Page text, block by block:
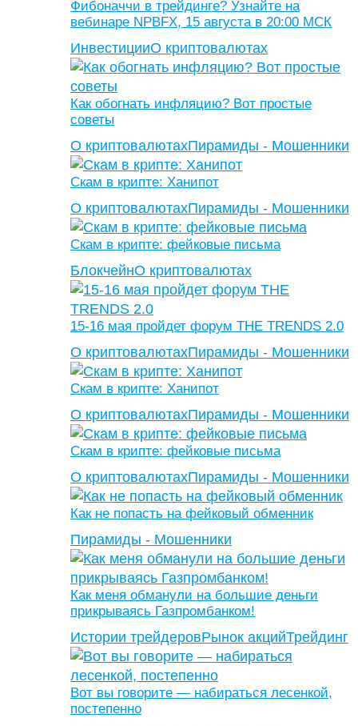
Фибоначчи в трейдинге? Узнайте на
вебинаре NPBFX, 15 августа в 20:00 МСК
ИнвестицииО криптовалютах
Как обогнать инфляцию? Вот простые
советы
О криптовалютахПирамиды - Мошенники
Скам в крипте: Ханипот
О криптовалютахПирамиды - Мошенники
Скам в крипте: фейковые письма
БлокчейнО криптовалютах
15-16 мая пройдет форум THE TRENDS 2.0
О криптовалютахПирамиды - Мошенники
Скам в крипте: Ханипот
О криптовалютахПирамиды - Мошенники
Скам в крипте: фейковые письма
О криптовалютахПирамиды - Мошенники
Как не попасть на фейковый обменник
Пирамиды - Мошенники
Как меня обманули на большие деньги
прикрываясь Газпромбанком!
Истории трейдеровРынок акцийТрейдинг
Вот вы говорите — набираться лесенкой,
постепенно